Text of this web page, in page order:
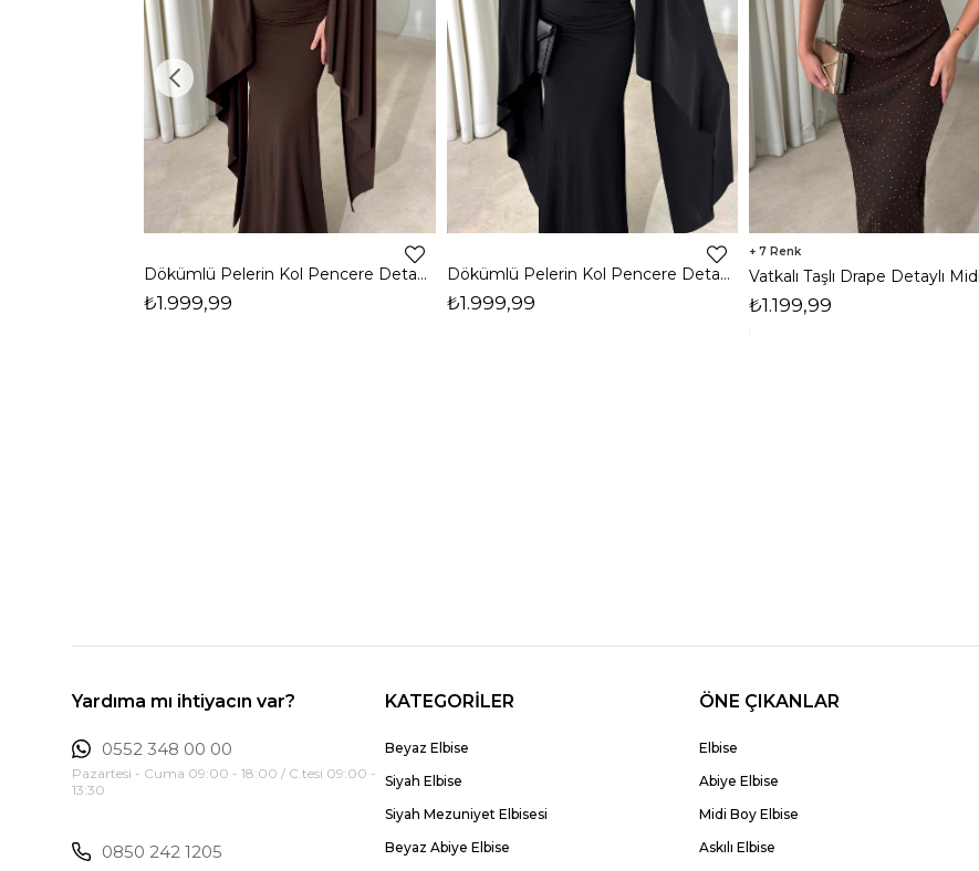
Dökümlü Pelerin Kol Pencere Detaylı Maxi Kahverengi Arlev Kadın Elbise 26Y511
₺1.999,99
Dökümlü Pelerin Kol Pencere Detaylı Maxi Siyah Arlev Kadın Elbise 26Y511
₺1.999,99
7
₺1.199,99
Yardıma mı ihtiyacın var?
0552 348 00 00
Pazartesi - Cuma 09:00 - 18:00 / C.tesi 09:00 -
13:30
0850 242 1205
KATEGORİLER
Beyaz Elbise
Siyah Elbise
Siyah Mezuniyet Elbisesi
Beyaz Abiye Elbise
ÖNE ÇIKANLAR
Elbise
Abiye Elbise
Midi Boy Elbise
Askılı Elbise